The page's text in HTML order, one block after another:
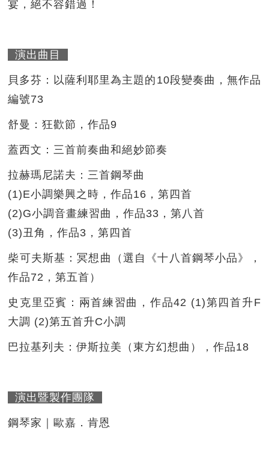
宴，絕不容錯過！
演出曲目
貝多芬：以薩利耶里為主題的10段變奏曲，無作品
編號73
舒曼：狂歡節，作品9
蓋西文：三首前奏曲和絕妙節奏
拉赫瑪尼諾夫：三首鋼琴曲
(1)E小調樂興之時，作品16，第四首
(2)G小調音畫練習曲，作品33，第八首
(3)丑角，作品3，第四首
柴可夫斯基：冥想曲（選自《十八首鋼琴小品》，
作品72，第五首）
史克里亞賓：兩首練習曲，作品42 (1)第四首升F
大調 (2)第五首升C小調
巴拉基列夫：伊斯拉美（東方幻想曲），作品18
演出暨製作團隊
鋼琴家｜歐嘉．肯恩